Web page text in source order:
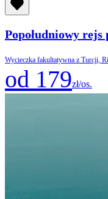
Popołudniowy rejs
Wycieczka fakultatywna z Turcji,
od 179zł/os.